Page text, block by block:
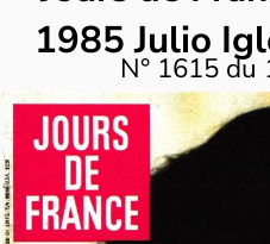
1985 Julio
N° 1615du